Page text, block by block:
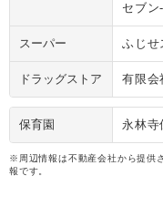
セブ
スーパー ふじせ
ドラッグストア 有限会
保育園 永林寺
※周辺情報は不動産会社から提供
報です。